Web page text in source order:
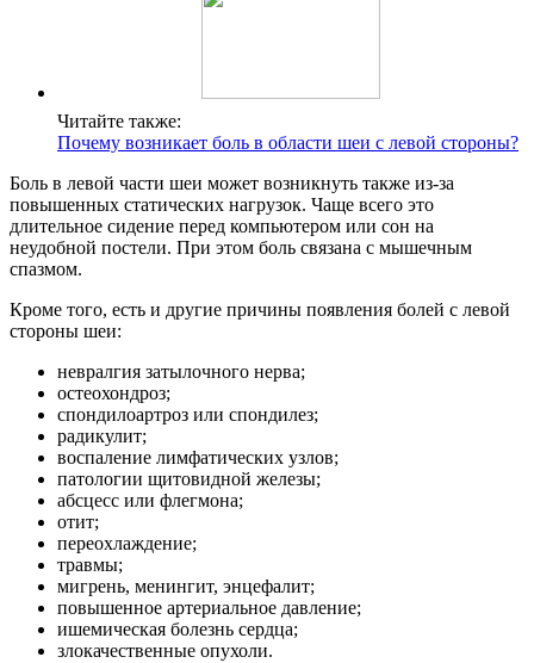
Читайте также:
Почему возникает боль в области шеи с левой стороны?
Боль в левой части шеи может возникнуть также из-за
повышенных статических нагрузок. Чаще всего это
длительное сидение перед компьютером или сон на
неудобной постели. При этом боль связана с мышечным
спазмом.
Кроме того, есть и другие причины появления болей с левой
стороны шеи:
невралгия затылочного нерва;
остеохондроз;
спондилоартроз или спондилез;
радикулит;
воспаление лимфатических узлов;
патологии щитовидной железы;
абсцесс или флегмона;
отит;
переохлаждение;
травмы;
мигрень, менингит, энцефалит;
повышенное артериальное давление;
ишемическая болезнь сердца;
злокачественные опухоли.